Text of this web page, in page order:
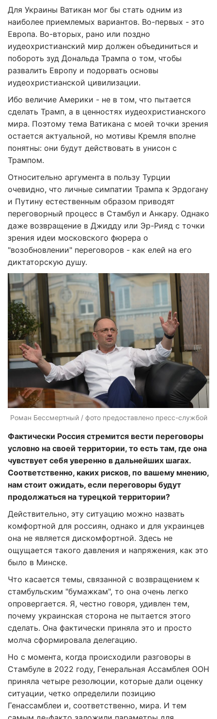
Для Украины Ватикан мог бы стать одним из
наиболее приемлемых вариантов. Во-первых - это
Европа. Во-вторых, рано или поздно
иудеохристианский мир должен объединиться и
побороть зуд Дональда Трампа о том, чтобы
развалить Европу и подорвать основы
иудеохристианской цивилизации.
Ибо величие Америки - не в том, что пытается
сделать Трамп, а в ценностях иудеохристианского
мира. Поэтому тема Ватикана с моей точки зрения
остается актуальной, но мотивы Кремля вполне
понятны: они будут действовать в унисон с
Трампом.
Относительно аргумента в пользу Турции
очевидно, что личные симпатии Трампа к Эрдогану
и Путину естественным образом приводят
переговорный процесс в Стамбул и Анкару. Однако
даже возвращение в Джидду или Эр-Рияд с точки
зрения идеи московского фюрера о
"возобновлении" переговоров - как елей на его
диктаторскую душу.
Роман Бессмертный / фото предоставлено пресс-службой
Фактически Россия стремится вести переговоры
условно на своей территории, то есть там, где она
чувствует себя уверенно в дальнейших шагах.
Соответственно, каких рисков, по вашему мнению,
нам стоит ожидать, если переговоры будут
продолжаться на турецкой территории?
Действительно, эту ситуацию можно назвать
комфортной для россиян, однако и для украинцев
она не является дискомфортной. Здесь не
ощущается такого давления и напряжения, как это
было в Минске.
Что касается темы, связанной с возвращением к
стамбульским "бумажкам", то она очень легко
опровергается. Я, честно говоря, удивлен тем,
почему украинская сторона не пытается этого
сделать. Она фактически приняла это и просто
молча сформировала делегацию.
Но с момента, когда происходили разговоры в
Стамбуле в 2022 году, Генеральная Ассамблея ООН
приняла четыре резолюции, которые дали оценку
ситуации, четко определили позицию
Генассамблеи и, соответственно, мира. И тем